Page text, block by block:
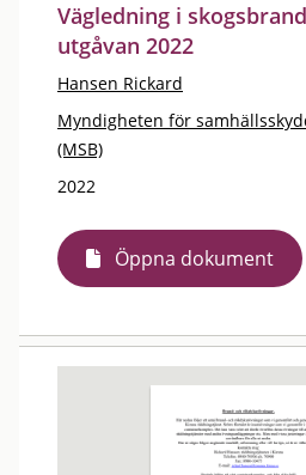
Vägledning i
utgåvan 2022
Hansen Rickard
Myndigheten för
(MSB)
2022
Öppna dokument